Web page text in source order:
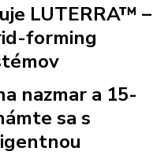
LUTERRA™ –
forming
nazmar a 15-
sa s